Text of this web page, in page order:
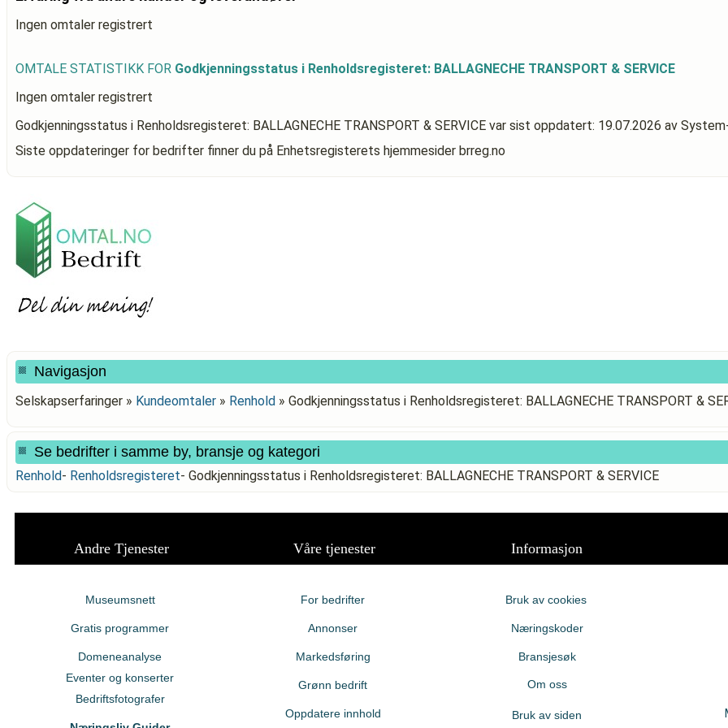
Ingen omtaler registrert
OMTALE STATISTIKK FOR Godkjenningsstatus i Renholdsregisteret: BALLAGNECHE TRANSPORT & SERVICE
Ingen omtaler registrert
Godkjenningsstatus i Renholdsregisteret: BALLAGNECHE TRANSPORT & SERVICE var sist oppdatert: 19.07.2026 av
Siste oppdateringer for bedrifter finner du på Enhetsregisterets hjemmesider brreg.no
Navigasjon
Selskapserfaringer » Kundeomtaler » Renhold » Godkjenningsstatus i Renholdsregisteret: BALLAGNECHE TRANSPORT &
Se bedrifter i samme by, bransje og kategori
Renhold- Renholdsregisteret- Godkjenningsstatus i Renholdsregisteret: BALLAGNECHE TRANSPORT & SERVICE
Andre Tjenester Våre tjenester Informasjon
Museumsnett
Gratis programmer
Domeneanalyse
Eventer og konserter
Bedriftsfotografer
For bedrifter
Annonser
Markedsføring
Grønn bedrift
Oppdatere innhold
Bruk av cookies
Næringskoder
Bransjesøk
Om oss
Bruk av siden